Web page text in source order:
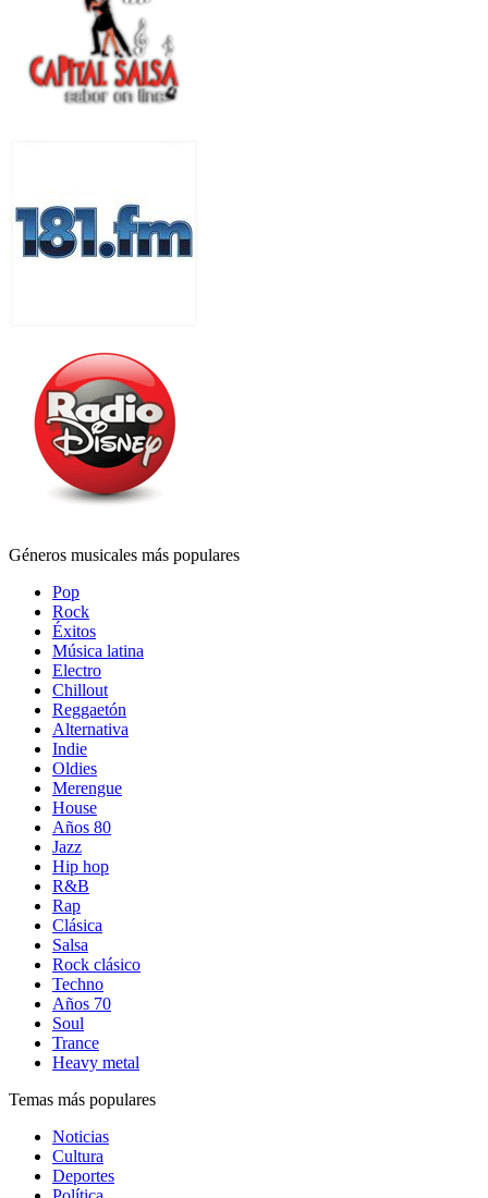
Géneros musicales más populares
Pop
Rock
Éxitos
Música latina
Electro
Chillout
Reggaetón
Alternativa
Indie
Oldies
Merengue
House
Años 80
Jazz
Hip hop
R&B
Rap
Clásica
Salsa
Rock clásico
Techno
Años 70
Soul
Trance
Heavy metal
Temas más populares
Noticias
Cultura
Deportes